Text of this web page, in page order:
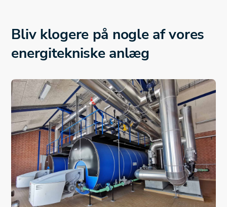
Bliv klogere på nogle af vores
energitekniske anlæg